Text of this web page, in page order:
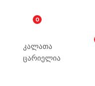
0
კალათა
ცარიელია